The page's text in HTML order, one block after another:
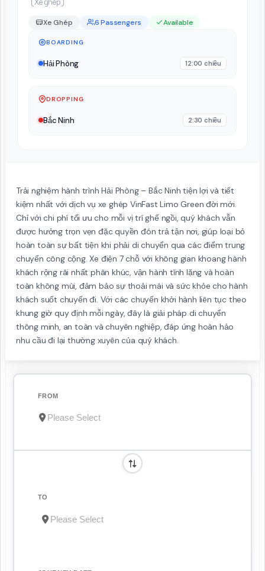
( Xe ghép )
Xe Ghép 6 Passengers Available
BOARDING
Hải Phòng 12:00 chiều
DROPPING
Bắc Ninh 2:30 chiều
Trải nghiệm hành trình Hải Phòng – Bắc Ninh tiện lợi và tiết
kiệm nhất với dịch vụ xe ghép VinFast Limo Green đời mới.
Chỉ với chi phí tối ưu cho mỗi vị trí ghế ngồi, quý khách vẫn
được hưởng trọn vẹn đặc quyền đón trả tận nơi, giúp loại bỏ
hoàn toàn sự bất tiện khi phải di chuyển qua các điểm trung
chuyển công cộng. Xe điện 7 chỗ với không gian khoang hành
khách rộng rãi nhất phân khúc, vận hành tĩnh lặng và hoàn
toàn không mùi, đảm bảo sự thoải mái và sức khỏe cho hành
khách suốt chuyến đi. Với các chuyến khởi hành liên tục theo
khung giờ quy định mỗi ngày, đây là giải pháp di chuyển
thông minh, an toàn và chuyên nghiệp, đáp ứng hoàn hảo
nhu cầu đi lại thường xuyên của quý khách.
FROM
TO